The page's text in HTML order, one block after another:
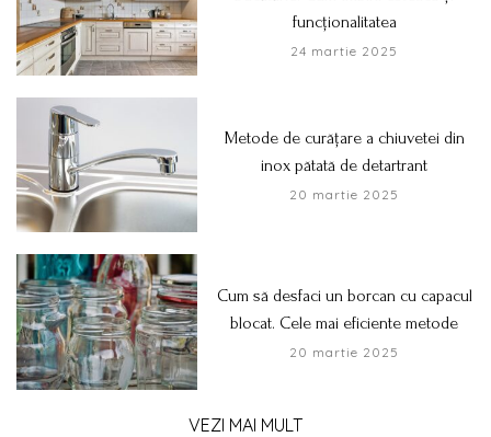
funcționalitatea
24 martie 2025
Metode de curățare a chiuvetei din
inox pătată de detartrant
20 martie 2025
Cum să desfaci un borcan cu capacul
blocat. Cele mai eficiente metode
20 martie 2025
VEZI MAI MULT